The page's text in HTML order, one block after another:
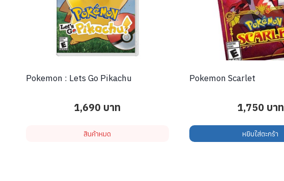
Pokemon : Lets Go Pikachu
1,690 บาท
สินค้าหมด
Pokemon Scarlet
1,750 บาท
หยิบใส่ตะกร้า